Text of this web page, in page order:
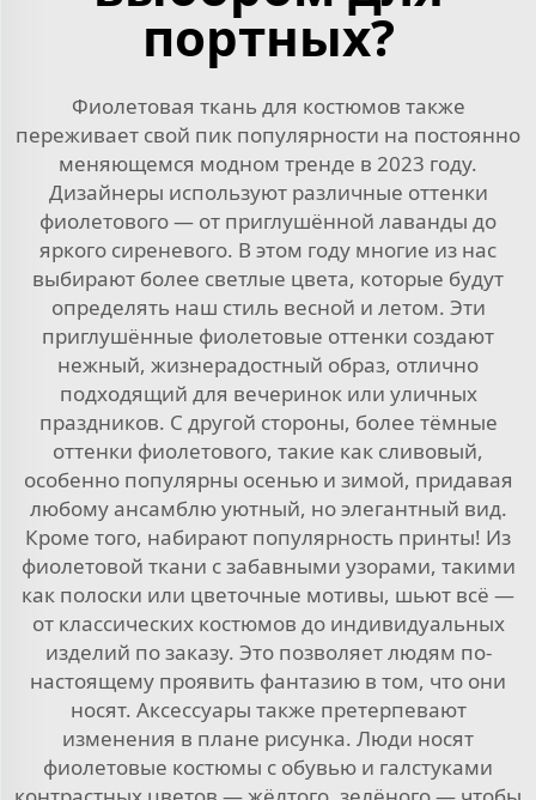
портных?
Фиолетовая ткань для костюмов также
переживает свой пик популярности на постоянно
меняющемся модном тренде в 2023 году.
Дизайнеры используют различные оттенки
фиолетового — от приглушённой лаванды до
яркого сиреневого. В этом году многие из нас
выбирают более светлые цвета, которые будут
определять наш стиль весной и летом. Эти
приглушённые фиолетовые оттенки создают
нежный, жизнерадостный образ, отлично
подходящий для вечеринок или уличных
праздников. С другой стороны, более тёмные
оттенки фиолетового, такие как сливовый,
особенно популярны осенью и зимой, придавая
любому ансамблю уютный, но элегантный вид.
Кроме того, набирают популярность принты! Из
фиолетовой ткани с забавными узорами, такими
как полоски или цветочные мотивы, шьют всё —
от классических костюмов до индивидуальных
изделий по заказу. Это позволяет людям по-
настоящему проявить фантазию в том, что они
носят. Аксессуары также претерпевают
изменения в плане рисунка. Люди носят
фиолетовые костюмы с обувью и галстуками